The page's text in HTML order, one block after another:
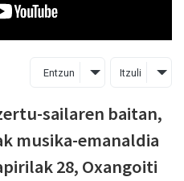
Entzun Itzuli
sailaren baitan,
musika-emanaldia
28, Oxangoiti